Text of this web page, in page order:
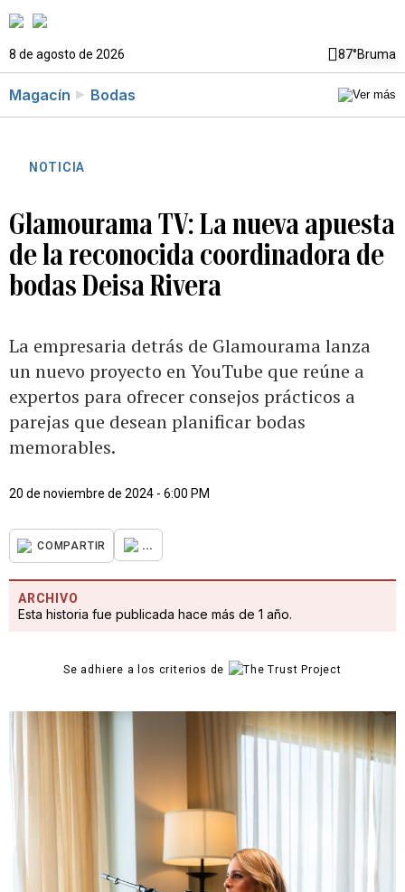
8 de agosto de 2026 87°Bruma
Magacín Bodas
NOTICIA
Glamourama TV: La nueva apuesta
de la reconocida coordinadora de
bodas Deisa Rivera
La empresaria detrás de Glamourama lanza
un nuevo proyecto en YouTube que reúne a
expertos para ofrecer consejos prácticos a
parejas que desean planificar bodas
memorables.
20 de noviembre de 2024 - 6:00 PM
COMPARTIR ...
ARCHIVO
Esta historia fue publicada hace más de 1 año.
Se adhiere a los criterios de